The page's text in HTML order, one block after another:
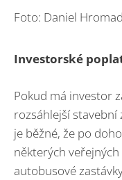
Foto: Daniel
Investorské
Pokud má investor
rozsáhlejší stavební
je běžné, že po
některých
autobusové